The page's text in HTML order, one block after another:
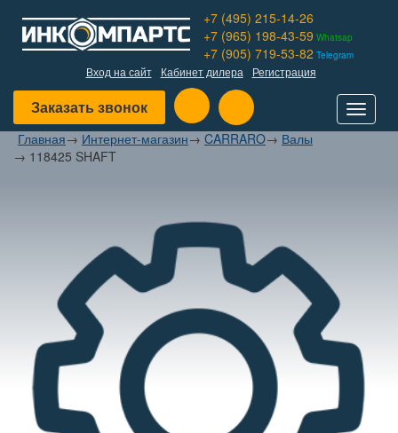
+7 (495) 215-14-26
+7 (965) 198-43-59 Whatsap
+7 (905) 719-53-82 Telegram
Вход на сайт Кабинет дилера Регистрация
Заказать звонок
Toggle
Главная→ Интернет-магазин→ CARRARO→ Валы
→ 118425 SHAFT